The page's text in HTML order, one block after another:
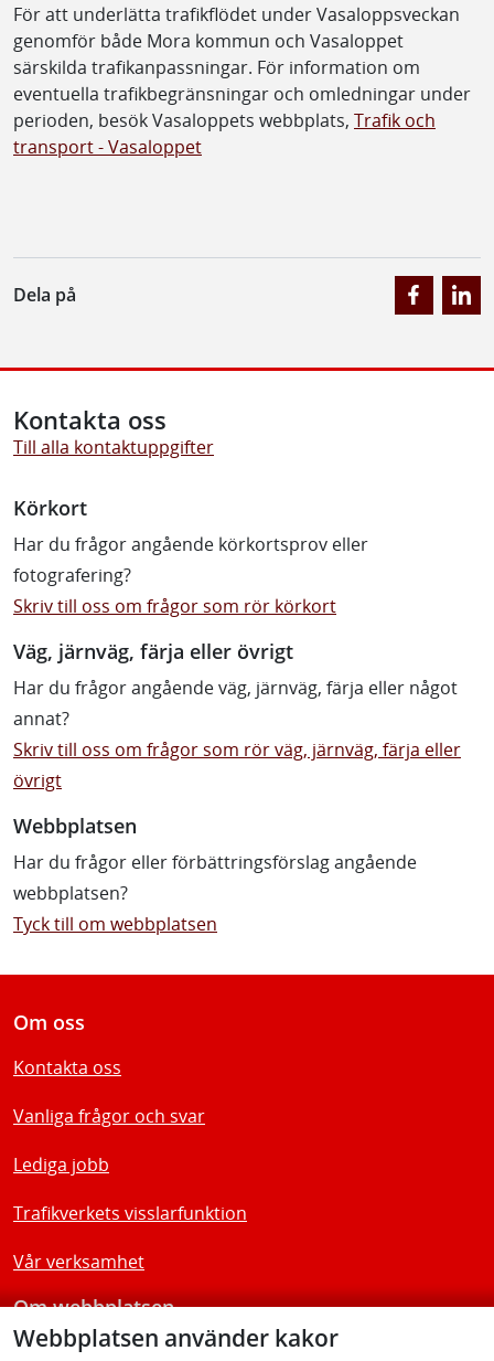
För att underlätta trafikflödet under Vasaloppsveckan
genomför både Mora kommun och Vasaloppet
särskilda trafikanpassningar. För information om
eventuella trafikbegränsningar och omledningar under
perioden, besök Vasaloppets webbplats, Trafik och
transport - Vasaloppet
Dela på
Webbplatsen använder kakor
Kontakta oss
Till alla kontaktuppgifter
Körkort
Har du frågor angående körkortsprov eller
fotografering?
Skriv till oss om frågor som rör körkort
Väg, järnväg, färja eller övrigt
Har du frågor angående väg, järnväg, färja eller något
annat?
Skriv till oss om frågor som rör väg, järnväg, färja eller
övrigt
Webbplatsen
Har du frågor eller förbättringsförslag angående
webbplatsen?
Tyck till om webbplatsen
Om oss
Kontakta oss
Vanliga frågor och svar
Lediga jobb
Trafikverkets visslarfunktion
Vår verksamhet
Om webbplatsen
Tillgänglighetsredogörelse